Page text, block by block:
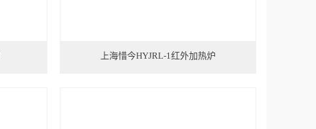
上海惜今HYJRL-1红外加热炉